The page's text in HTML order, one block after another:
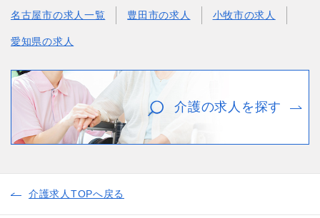
名古屋市の求人一覧 豊田市の求人 小牧市の求人
愛知県の求人
介護の求人を探す
介護求人TOPへ戻る